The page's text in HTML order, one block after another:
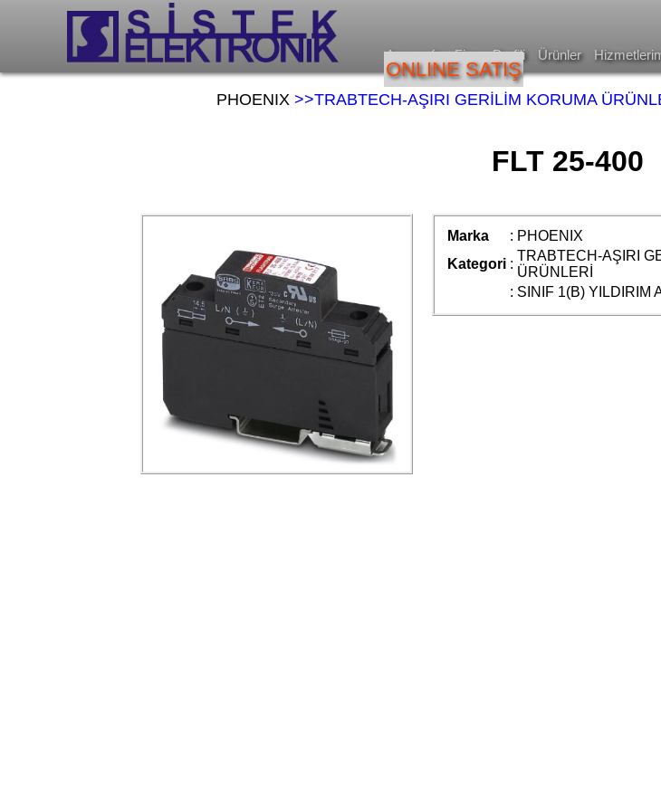
Anasayfa Firma Profili Ürünler
ONLINE SATIŞ
PHOENIX >>TRABTECH-AŞIRI GERİLİM KORUMA
FLT 25-400
Marka : PHOENIX
Kategori :
TRABTECH-AŞIRI
ÜRÜNLERİ
: SINIF 1(B) YILDIRIM